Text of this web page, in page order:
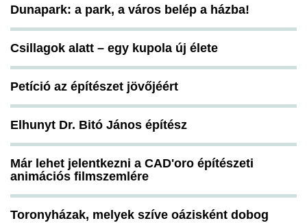
Dunapark: a park, a város belép a házba!
Csillagok alatt – egy kupola új élete
Petíció az építészet jövőjéért
Elhunyt Dr. Bitó János építész
Már lehet jelentkezni a CAD'oro építészeti
animációs filmszemlére
Toronyházak, melyek szíve oázisként dobog